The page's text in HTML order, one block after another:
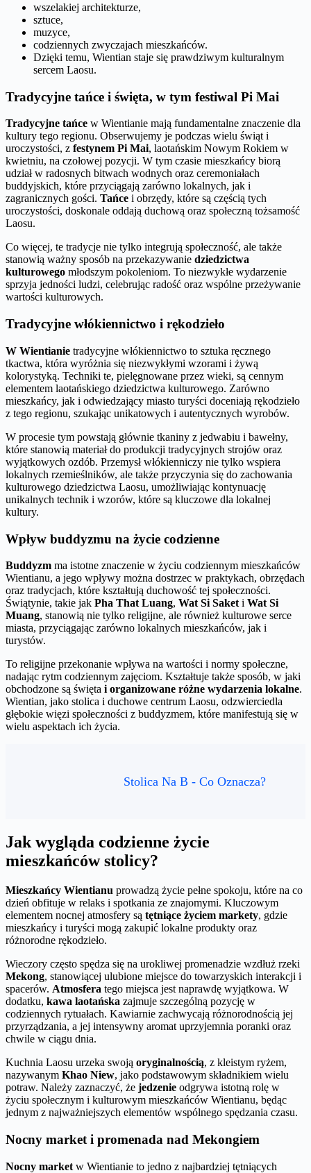
wszelakiej architekturze,
sztuce,
muzyce,
codziennych zwyczajach mieszkańców.
Dzięki temu, Wientian staje się prawdziwym kulturalnym
sercem Laosu.
Tradycyjne tańce i święta, w tym festiwal Pi Mai
Tradycyjne tańce w Wientianie mają fundamentalne znaczenie dla
kultury tego regionu. Obserwujemy je podczas wielu świąt i
uroczystości, z festynem Pi Mai, laotańskim Nowym Rokiem w
kwietniu, na czołowej pozycji. W tym czasie mieszkańcy biorą
udział w radosnych bitwach wodnych oraz ceremoniałach
buddyjskich, które przyciągają zarówno lokalnych, jak i
zagranicznych gości. Tańce i obrzędy, które są częścią tych
uroczystości, doskonale oddają duchową oraz społeczną tożsamość
Laosu.
Co więcej, te tradycje nie tylko integrują społeczność, ale także
stanowią ważny sposób na przekazywanie dziedzictwa
kulturowego młodszym pokoleniom. To niezwykłe wydarzenie
sprzyja jedności ludzi, celebrując radość oraz wspólne przeżywanie
wartości kulturowych.
Tradycyjne włókiennictwo i rękodzieło
W Wientianie tradycyjne włókiennictwo to sztuka ręcznego
tkactwa, która wyróżnia się niezwykłymi wzorami i żywą
kolorystyką. Techniki te, pielęgnowane przez wieki, są cennym
elementem laotańskiego dziedzictwa kulturowego. Zarówno
mieszkańcy, jak i odwiedzający miasto turyści doceniają rękodzieło
z tego regionu, szukając unikatowych i autentycznych wyrobów.
W procesie tym powstają głównie tkaniny z jedwabiu i bawełny,
które stanowią materiał do produkcji tradycyjnych strojów oraz
wyjątkowych ozdób. Przemysł włókienniczy nie tylko wspiera
lokalnych rzemieślników, ale także przyczynia się do zachowania
kulturowego dziedzictwa Laosu, umożliwiając kontynuację
unikalnych technik i wzorów, które są kluczowe dla lokalnej
kultury.
Wpływ buddyzmu na życie codzienne
Buddyzm ma istotne znaczenie w życiu codziennym mieszkańców
Wientianu, a jego wpływy można dostrzec w praktykach, obrzędach
oraz tradycjach, które kształtują duchowość tej społeczności.
Świątynie, takie jak Pha That Luang, Wat Si Saket i Wat Si
Muang, stanowią nie tylko religijne, ale również kulturowe serce
miasta, przyciągając zarówno lokalnych mieszkańców, jak i
turystów.
To religijne przekonanie wpływa na wartości i normy społeczne,
nadając rytm codziennym zajęciom. Kształtuje także sposób, w jaki
obchodzone są święta i organizowane różne wydarzenia lokalne.
Wientian, jako stolica i duchowe centrum Laosu, odzwierciedla
głębokie więzi społeczności z buddyzmem, które manifestują się w
wielu aspektach ich życia.
Stolica Na B - Co Oznacza?
Jak wygląda codzienne życie
mieszkańców stolicy?
Mieszkańcy Wientianu prowadzą życie pełne spokoju, które na co
dzień obfituje w relaks i spotkania ze znajomymi. Kluczowym
elementem nocnej atmosfery są tętniące życiem markety, gdzie
mieszkańcy i turyści mogą zakupić lokalne produkty oraz
różnorodne rękodzieło.
Wieczory często spędza się na urokliwej promenadzie wzdłuż rzeki
Mekong, stanowiącej ulubione miejsce do towarzyskich interakcji i
spacerów. Atmosfera tego miejsca jest naprawdę wyjątkowa. W
dodatku, kawa laotańska zajmuje szczególną pozycję w
codziennych rytuałach. Kawiarnie zachwycają różnorodnością jej
przyrządzania, a jej intensywny aromat uprzyjemnia poranki oraz
chwile w ciągu dnia.
Kuchnia Laosu urzeka swoją oryginalnością, z kleistym ryżem,
nazywanym Khao Niew, jako podstawowym składnikiem wielu
potraw. Należy zaznaczyć, że jedzenie odgrywa istotną rolę w
życiu społecznym i kulturowym mieszkańców Wientianu, będąc
jednym z najważniejszych elementów wspólnego spędzania czasu.
Nocny market i promenada nad Mekongiem
Nocny market w Wientianie to jedno z najbardziej tętniących